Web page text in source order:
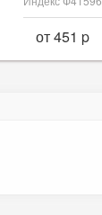
от 451 p